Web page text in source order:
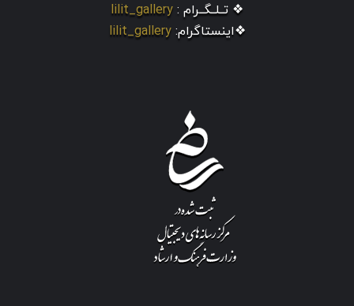
❖ تــلــگــرام : lilit_gallery
❖اینستاگرام: lilit_gallery